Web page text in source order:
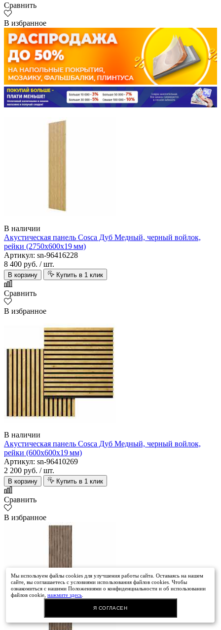
Сравнить
В избранное
В наличии
Акустическая панель Cosca Дуб Медный, черный войлок,
рейки (2750х600х19 мм)
Артикул: sn-96416228
8 400 руб. / шт.
В корзину Купить в 1 клик
Сравнить
В избранное
В наличии
Акустическая панель Cosca Дуб Медный, черный войлок,
рейки (600х600х19 мм)
Артикул: sn-96410269
2 200 руб. / шт.
В корзину Купить в 1 клик
Сравнить
В избранное
Мы используем файлы cookies для улучшения работы сайта. Оставаясь на нашем
сайте, вы соглашаетесь с условиями использования файлов cookies. Чтобы
ознакомиться с нашими Положениями о конфиденциальности и об использовании
файлов cookie,нажмите здесь
Я СОГЛАСЕН